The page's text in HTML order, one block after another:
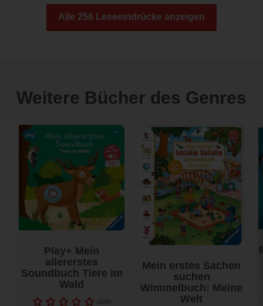
Alle 256 Leseeindrücke anzeigen
Weitere Bücher des Genres
Play+ Mein
allererstes
Soundbuch Tiere im
Wald
(293)
Mein erstes Sachen
suchen
Wimmelbuch: Meine
Welt